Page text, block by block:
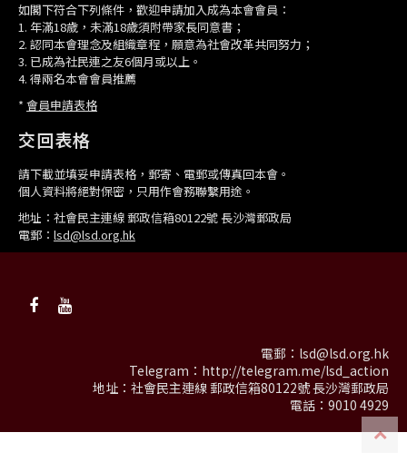
如閣下符合下列條件，歡迎申請加入成為本會會員：
1. 年滿18歲，未滿18歲須附帶家長同意書；
2. 認同本會理念及組織章程，願意為社會改革共同努力；
3. 已成為社民連之友6個月或以上。
4. 得兩名本會會員推薦
* 會員申請表格
交回表格
請下載並填妥申請表格，郵寄、電郵或傳真回本會。
個人資料將絕對保密，只用作會務聯繫用途。
地址：社會民主連線 郵政信箱80122號 長沙灣郵政局
電郵： lsd@lsd.org.hk
電郵： lsd@lsd.org.hk
Telegram： http://telegram.me/lsd_action
地址：社會民主連線 郵政信箱80122號 長沙灣郵政局
電話：9010 4929